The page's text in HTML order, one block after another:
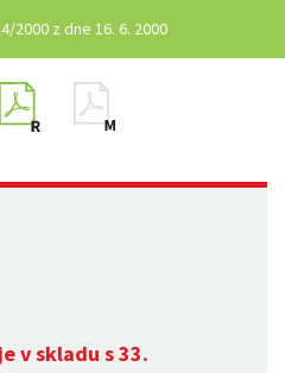
2000 z dne 16. 6. 2000
v skladu s 33.